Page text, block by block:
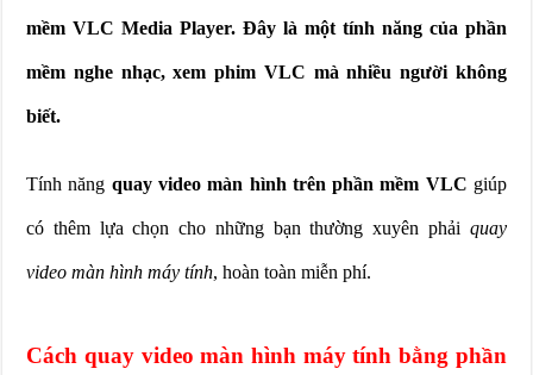
mềm VLC Media Player. Đây là một tính năng của phần
mềm nghe nhạc, xem phim VLC mà nhiều người không
biết.
Tính năng quay video màn hình trên phần mềm VLC giúp
có thêm lựa chọn cho những bạn thường xuyên phải quay
video màn hình máy tính, hoàn toàn miễn phí.
Cách quay video màn hình máy tính bằng phần